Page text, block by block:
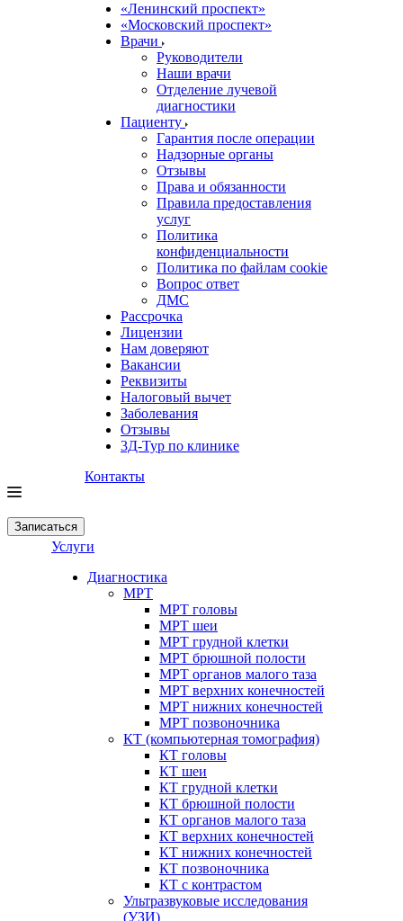
«Ленинский проспект»
«Московский проспект»
Врачи
Руководители
Наши врачи
Отделение лучевой
диагностики
Пациенту
Гарантия после операции
Надзорные органы
Отзывы
Права и обязанности
Правила предоставления
услуг
Политика
конфиденциальности
Политика по файлам cookie
Вопрос ответ
ДМС
Рассрочка
Лицензии
Нам доверяют
Вакансии
Реквизиты
Налоговый вычет
Заболевания
Отзывы
3Д-Тур по клинике
Контакты
Записаться
Услуги
Диагностика
МРТ
МРТ головы
МРТ шеи
МРТ грудной клетки
МРТ брюшной полости
МРТ органов малого таза
МРТ верхних конечностей
МРТ нижних конечностей
МРТ позвоночника
КТ (компьютерная томография)
КТ головы
КТ шеи
КТ грудной клетки
КТ брюшной полости
КТ органов малого таза
КТ верхних конечностей
КТ нижних конечностей
КТ позвоночника
КТ с контрастом
Ультразвуковые исследования
(УЗИ)